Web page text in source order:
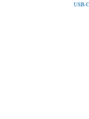
USB-C